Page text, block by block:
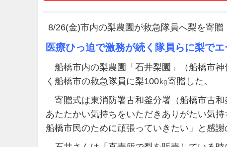
8/26(金)市内の梨農園が救急隊員へ梨を寄贈
医療ひっ迫で激務が続く隊員らに梨でエ
船橋市内の梨農園「石井梨園」（船橋市
く船橋市の救急隊員に梨100㎏寄贈した。
寄贈式は東消防署古和釜分署（船橋市古
あたたかい気持ちをいただきありがたい気
船橋市民のために頑張っていきたい」と感謝